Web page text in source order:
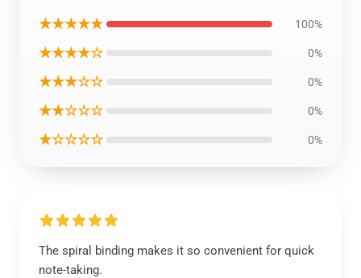
★★★★★ 100%
★★★★☆ 0%
★★★☆☆ 0%
★★☆☆☆ 0%
★☆☆☆☆ 0%
The spiral binding makes it so convenient for quick
note-taking.